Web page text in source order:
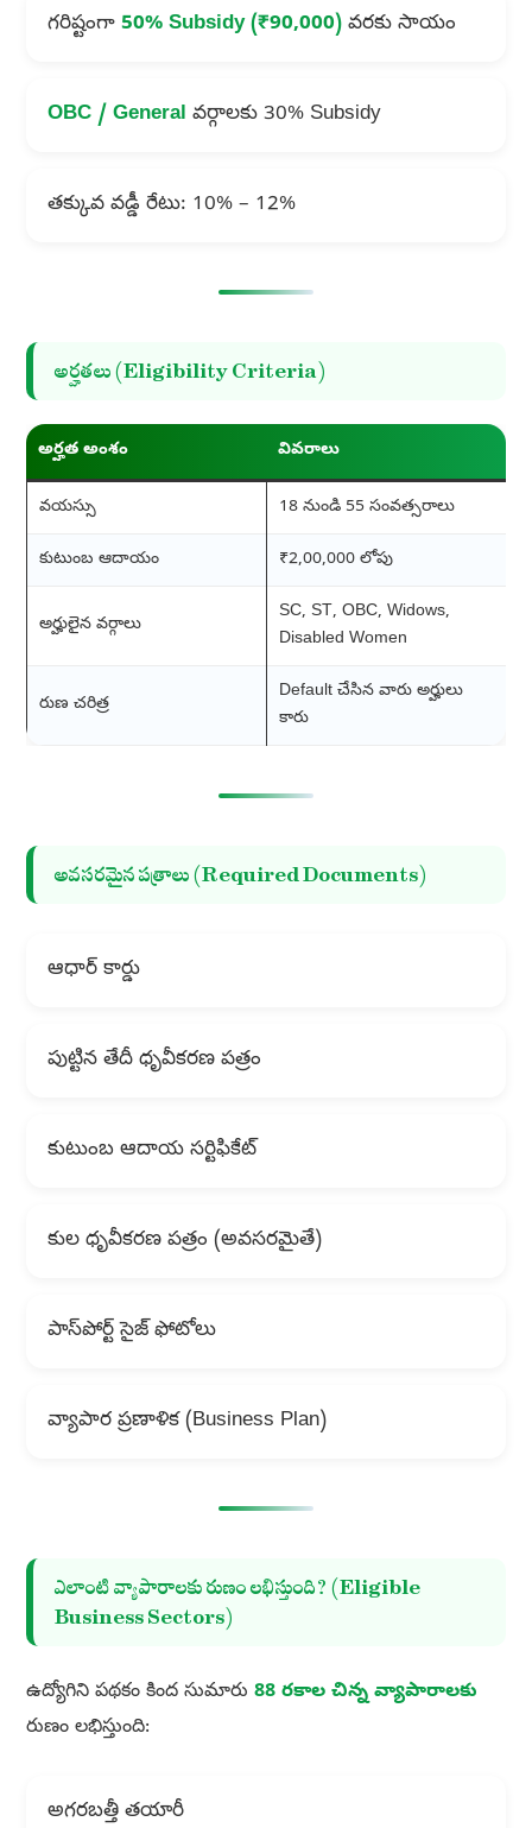
గరిష్టంగా 50% Subsidy (₹90,000)వరకు సాయం
OBC / General వర్గాలకు 30% Subsidy
తక్కువ వడ్డీ రేటు: 10% – 12%
అర్హతలు (Eligibility Criteria)
అర్హత అంశం వివరాలు
వయస్సు 18 నుండి 55 సంవత్సరాలు
కుటుంబ ఆదాయం ₹2,00,000 లోపు
అర్హులైన వర్గాలు
SC, ST, OBC, Widows,
Disabled Women
రుణ చరిత్ర
Default చేసిన వారు అర్హులు
కారు
అవసరమైన పత్రాలు (Required Documents)
ఆధార్ కార్డు
పుట్టిన తేదీ ధృవీకరణ పత్రం
కుటుంబ ఆదాయ సర్టిఫికేట్
కుల ధృవీకరణ పత్రం (అవసరమైతే)
పాస్‌పోర్ట్ సైజ్ ఫోటోలు
వ్యాపార ప్రణాళిక (Business Plan)
ఎలాంటి వ్యాపారాలకు రుణం లభిస్తుంది? (Eligible
Business Sectors)
ఉద్యోగిని పథకం కింద సుమారు 88 రకాల చిన్న వ్యాపారాలకు
రుణం లభిస్తుంది:
అగరబత్తీ తయారీ